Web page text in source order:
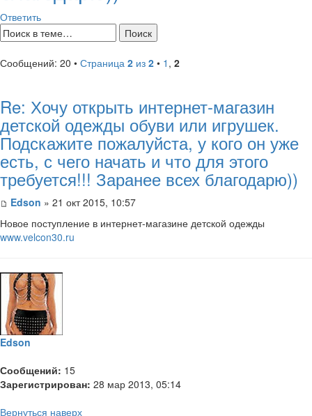
Ответить
Сообщений: 20 • Страница 2 из 2 • 1 , 2
Re: Хочу открыть интернет-магазин
детской одежды обуви или игрушек.
Подскажите пожалуйста, у кого он уже
есть, с чего начать и что для этого
требуется!!! Заранее всех благодарю))
Edson » 21 окт 2015, 10:57
Новое поступление в интернет-магазине детской одежды
www.velcon30.ru
Edson
Сообщений: 15
Зарегистрирован: 28 мар 2013, 05:14
Вернуться наверх